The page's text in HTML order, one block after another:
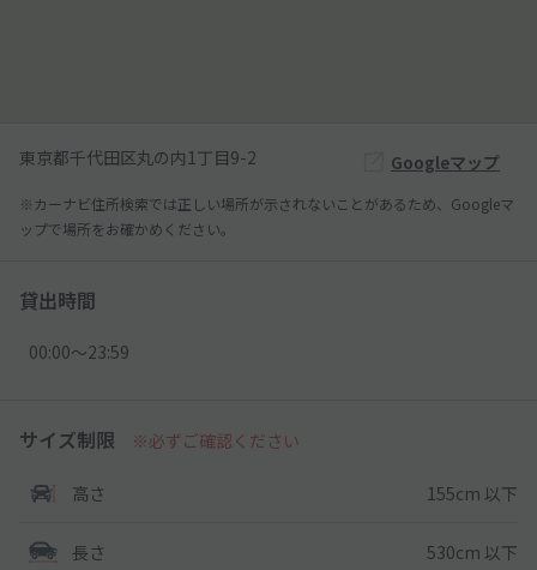
東京都千代田区丸の内1丁目9-2 Googleマップ
※カーナビ住所検索では正しい場所が示されないことがあるため、Googleマ
ップで場所をお確かめください。
貸出時間
00:00〜23:59
サイズ制限 ※必ずご確認ください
高さ 155cm 以下
長さ 530cm 以下